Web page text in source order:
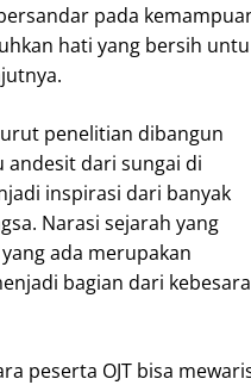
pada
hati yang bersih
penelitian dibangun
andesit dari sungai di
inspirasi dari banyak
Narasi sejarah yang
ada merupakan
bagian dari
peserta OJT bisa